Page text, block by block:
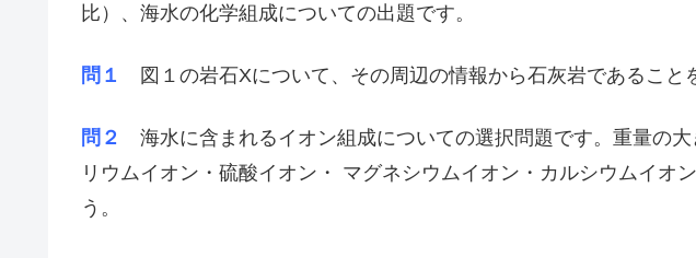
比）、海水の化学組成についての出題です。
問１ 図１の岩石Xについて、その周辺の情報から石灰岩であること
問２
海水に含まれるイオン組成についての選択問題です。重量の大
リウムイオン・硫酸イオン・ マグネシウムイオン・カルシウムイオ
う。